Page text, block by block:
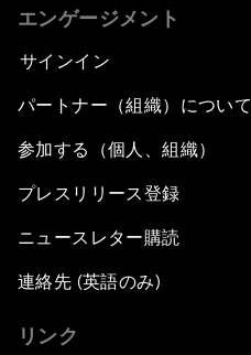
エンゲージメント
サインイン
パートナー（組織）について
参加する（個人、組織）
プレスリリース登録
ニュースレター購読
連絡先 (英語のみ)
リンク